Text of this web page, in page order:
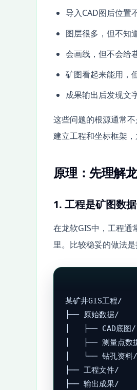
导入CAD图后位置
图层很多，但不知
会画线，但不会给
矿图看起来能用，
成果输出后发现文
这些问题的根源通常
建立工程和坐标框架
原理：先理解
1. 工程是矿图数
在龙软GIS中，工程通
里。比较稳妥的做法
某矿井GIS工程/
├── 原始数据/
│   ├── CAD底图/
│   ├── 测量点数
│   └── 钻孔资料/
├── 工程文件/
├── 输出成果/